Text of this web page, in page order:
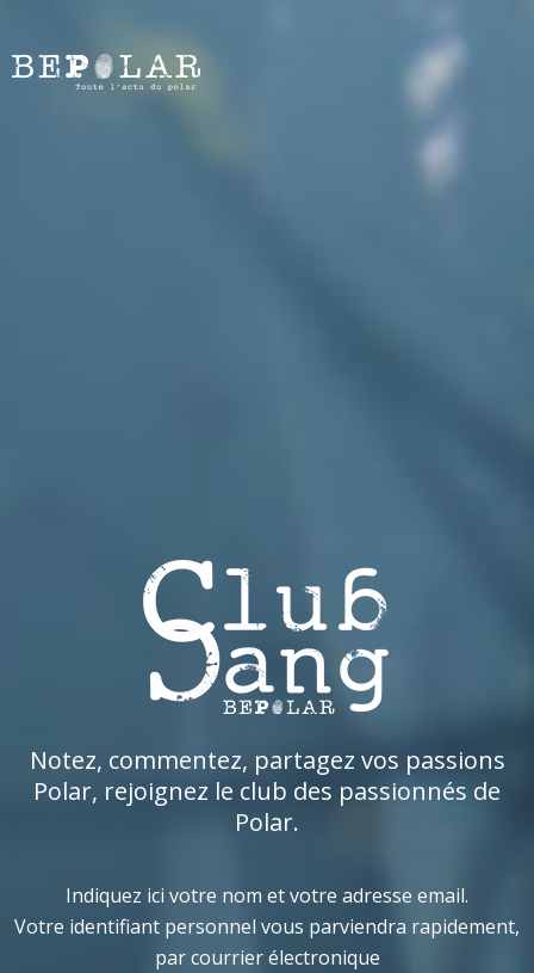
Notez, commentez, partagez vos passions
Polar, rejoignez le club des passionnés de
Polar.
Indiquez ici votre nom et votre adresse email.
Votre identifiant personnel vous parviendra rapidement,
par courrier électronique